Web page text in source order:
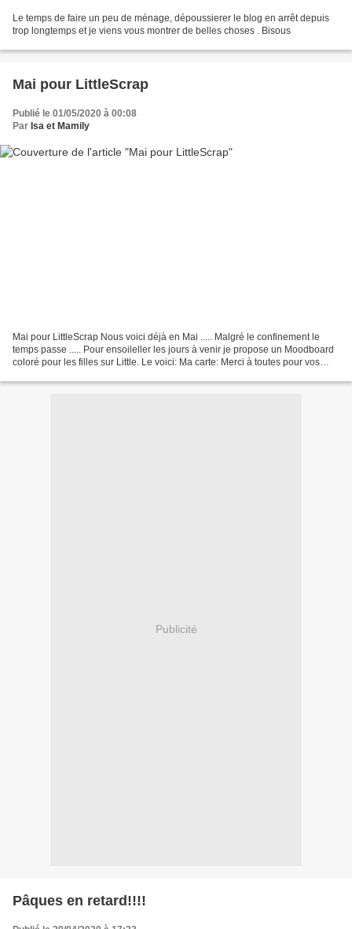
Le temps de faire un peu de ménage, dépoussierer le blog en arrêt depuis
trop longtemps et je viens vous montrer de belles choses . Bisous
Mai pour LittleScrap
Publié le 01/05/2020 à 00:08
Par Isa et Mamily
Mai pour LittleScrap Nous voici déjà en Mai ..... Malgré le confinement le
temps passe ..... Pour ensoileller les jours à venir je propose un Moodboard
coloré pour les filles sur Little. Le voici: Ma carte: Merci à toutes pour vos
Publicité
Pâques en retard!!!!